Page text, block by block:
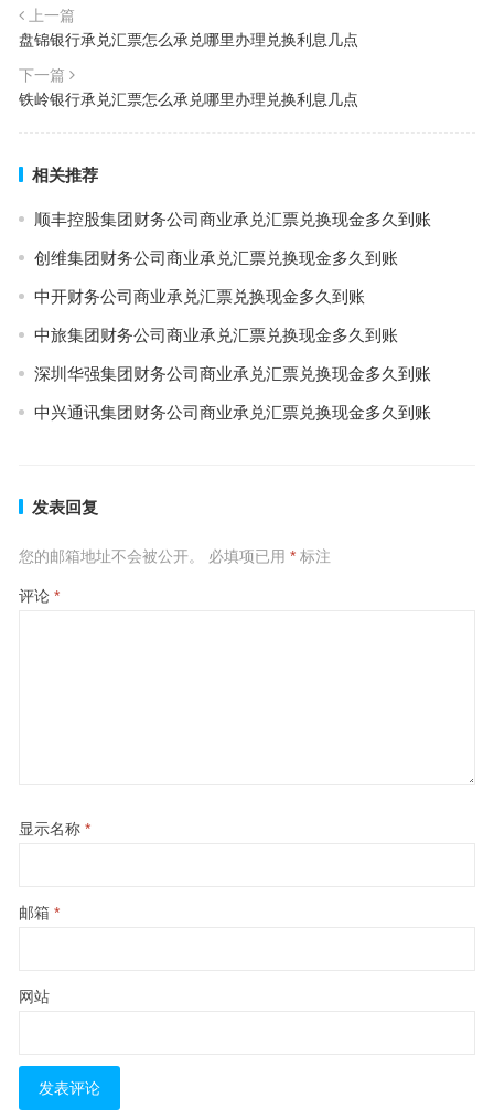
上一篇
盘锦银行承兑汇票怎么承兑哪里办理兑换利息几点
下一篇
铁岭银行承兑汇票怎么承兑哪里办理兑换利息几点
相关推荐
顺丰控股集团财务公司商业承兑汇票兑换现金多久到账
创维集团财务公司商业承兑汇票兑换现金多久到账
中开财务公司商业承兑汇票兑换现金多久到账
中旅集团财务公司商业承兑汇票兑换现金多久到账
深圳华强集团财务公司商业承兑汇票兑换现金多久到账
中兴通讯集团财务公司商业承兑汇票兑换现金多久到账
发表回复
您的邮箱地址不会被公开。 必填项已用 *标注
评论 *
显示名称 *
邮箱 *
网站